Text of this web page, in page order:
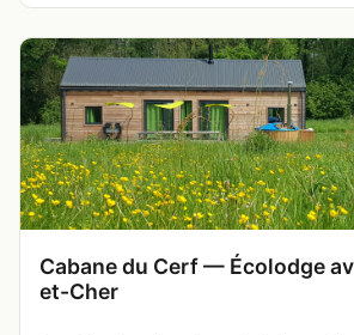
Cabane du Cerf — Écolodge
et-Cher